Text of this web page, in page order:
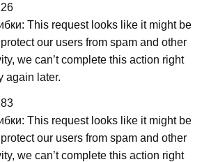
This request looks like it might be
our users from spam and other
we can’t complete this action right
again later.
This request looks like it might be
our users from spam and other
we can’t complete this action right